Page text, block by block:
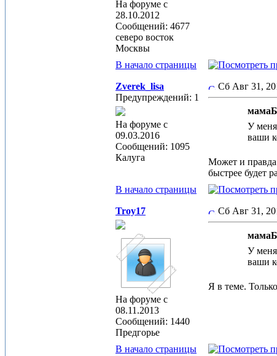
На форуме с
28.10.2012
Сообщений: 4677
северо восток
Москвы
В начало страницы
Zverek_lisa
Предупреждений: 1
На форуме с
09.03.2016
Сообщений: 1095
Калуга
Сб Авг 31,
У меня
ваши
Может и правда
быстрее будет
В начало страницы
Troy17
На форуме с
08.11.2013
Сообщений: 1440
Предгорье
Сб Авг 31,
У меня
ваши
Я в теме.
В начало страницы